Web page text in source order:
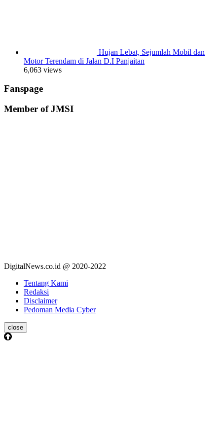
Hujan Lebat, Sejumlah Mobil dan
Motor Terendam di Jalan D.I Panjaitan
6,063 views
Fanspage
Member of JMSI
DigitalNews.co.id @ 2020-2022
Tentang Kami
Redaksi
Disclaimer
Pedoman Media Cyber
close